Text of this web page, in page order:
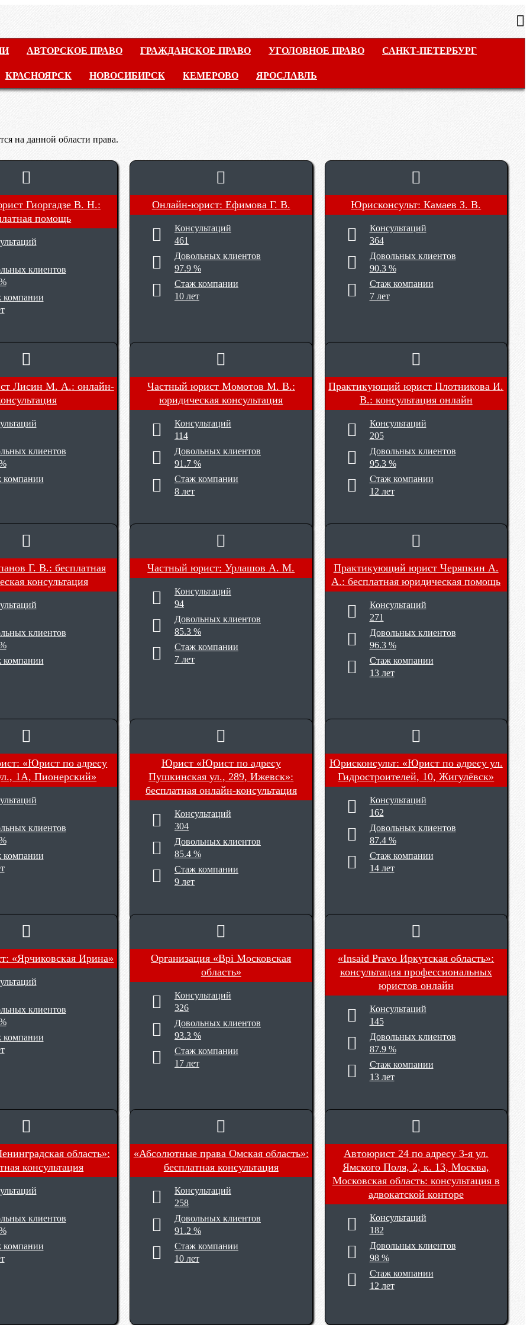
АВТОРСКОЕ ПРАВО ГРАЖДАНСКОЕ ПРАВО УГОЛОВНОЕ ПРАВО САНКТ-ПЕТЕРБУРГ
КРАСНОЯРСК НОВОСИБИРСК КЕМЕРОВО ЯРОСЛАВЛЬ
на данной области права.
Гиоргадзе В. Н.:
помощь
клиентов
компании
Онлайн-юрист: Ефимова Г. В.
Консультаций
461
Довольных клиентов
97.9 %
Стаж компании
10 лет
Юрисконсульт: Камаев З. В.
Консультаций
364
Довольных клиентов
90.3 %
Стаж компании
7 лет
Лисин М. А.: онлайн-
клиентов
компании
Частный юрист Момотов М. В.:
юридическая консультация
Консультаций
114
Довольных клиентов
91.7 %
Стаж компании
8 лет
Практикующий юрист Плотникова И.
В.: консультация онлайн
Консультаций
205
Довольных клиентов
95.3 %
Стаж компании
12 лет
Г. В.: бесплатная
консультация
клиентов
компании
Частный юрист: Урлашов А. М.
Консультаций
94
Довольных клиентов
85.3 %
Стаж компании
7 лет
Практикующий юрист Черяпкин А.
А.: бесплатная юридическая помощь
Консультаций
271
Довольных клиентов
96.3 %
Стаж компании
13 лет
«Юрист по адресу
1А, Пионерский»
клиентов
компании
Юрист «Юрист по адресу
Пушкинская ул., 289, Ижевск»:
бесплатная онлайн-консультация
Консультаций
304
Довольных клиентов
85.4 %
Стаж компании
9 лет
Юрисконсульт: «Юрист по адресу ул.
Гидростроителей, 10, Жигулёвск»
Консультаций
162
Довольных клиентов
87.4 %
Стаж компании
14 лет
«Ярчиковская Ирина»
клиентов
компании
Организация «Bpi Московская
область»
Консультаций
326
Довольных клиентов
93.3 %
Стаж компании
17 лет
«Insaid Pravo Иркутская область»:
консультация профессиональных
юристов онлайн
Консультаций
145
Довольных клиентов
87.9 %
Стаж компании
13 лет
область»:
консультация
клиентов
компании
«Абсолютные права Омская область»:
бесплатная консультация
Консультаций
258
Довольных клиентов
91.2 %
Стаж компании
10 лет
Автоюрист 24 по адресу 3-я ул.
Ямского Поля, 2, к. 13, Москва,
Московская область: консультация в
адвокатской конторе
Консультаций
182
Довольных клиентов
98 %
Стаж компании
12 лет